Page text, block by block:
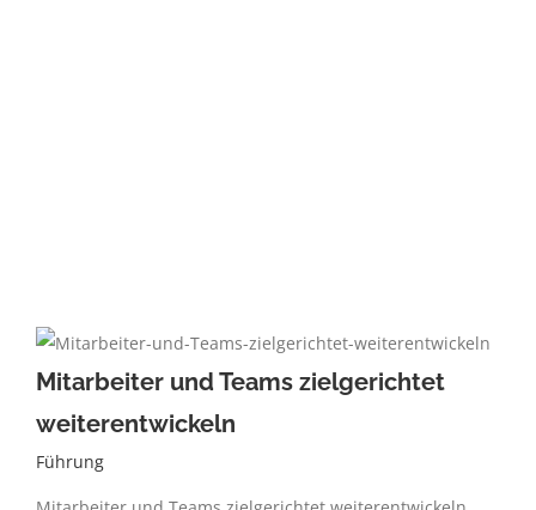
Mitarbeiter und Teams zielgerichtet
weiterentwickeln
Führung